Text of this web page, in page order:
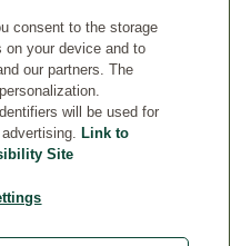
consent to the storage
on your device and to
our partners. The
will be used for
Link to
Site